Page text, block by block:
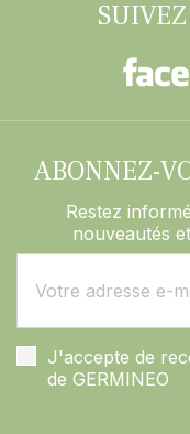
ABONNEZ-
Restez
nouveautés
J'accepte de
de GERMINEO